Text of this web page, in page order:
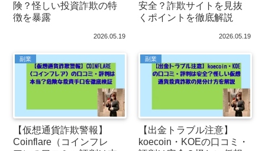
険？怪しい投資詐欺の特
徴を暴露
2026.05.19
安全？詐欺サイトを見抜
くポイントを徹底解説
2026.05.19
副業
【仮想通貨詐欺警報】
Coinflare（コインフレ
副業
【出金トラブル注意】
koecoin・KOEの口コミ・